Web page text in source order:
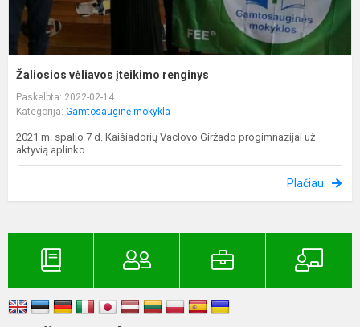
Žaliosios vėliavos įteikimo renginys
Paskelbta: 2022-02-14
Kategorija: Gamtosauginė mokykla
2021 m. spalio 7 d. Kaišiadorių Vaclovo Giržado progimnazijai už
aktyvią aplinko...
Plačiau